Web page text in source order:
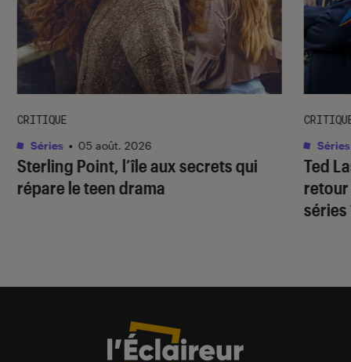
Sterling Point, l’île aux secrets qui
répare le teen drama
CRITIQUE
Séries • 05 août. 2026
Ted
retour
séries
Séries